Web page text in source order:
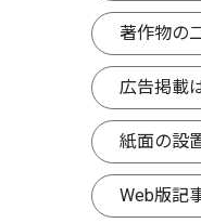
著作物の
広告掲載
紙面の設
Web版記